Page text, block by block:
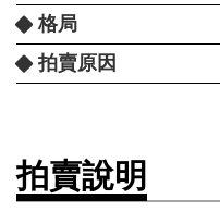
格局
拍賣原因
拍賣說明